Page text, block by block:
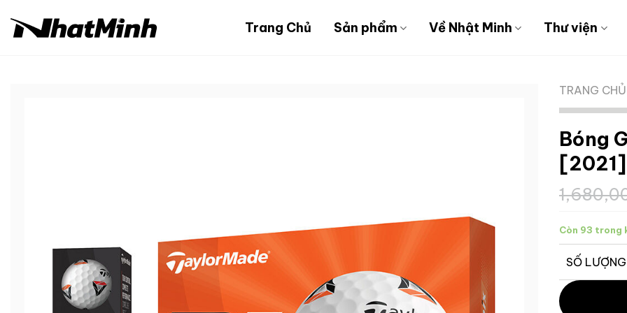
đến
Trang Chủ Sản phẩm Về Nhật Minh Thư viện
TRANG CHỦ
Bóng
[2021]
Còn 93 trong
SỐ LƯỢNG
Bóng Golf